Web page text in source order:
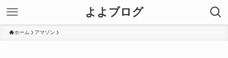
よよブログ
ホーム アマゾン